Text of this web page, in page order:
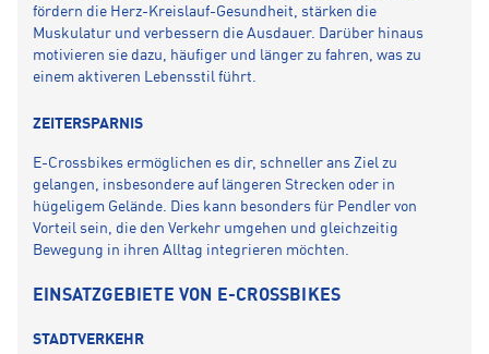
fördern die Herz-Kreislauf-Gesundheit, stärken die
Muskulatur und verbessern die Ausdauer. Darüber hinaus
motivieren sie dazu, häufiger und länger zu fahren, was zu
einem aktiveren Lebensstil führt.
ZEITERSPARNIS
E-Crossbikes ermöglichen es dir, schneller ans Ziel zu
gelangen, insbesondere auf längeren Strecken oder in
hügeligem Gelände. Dies kann besonders für Pendler von
Vorteil sein, die den Verkehr umgehen und gleichzeitig
Bewegung in ihren Alltag integrieren möchten.
EINSATZGEBIETE VON E-CROSSBIKES
STADTVERKEHR